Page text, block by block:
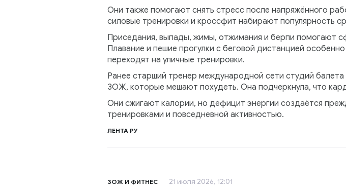
Они также помогают снять стресс после напряжённого
силовые тренировки и кроссфит набирают популярность
Приседания, выпады, жимы, отжимания и берпи помогают
Плавание и пешие прогулки с беговой дистанцией
переходят на уличные тренировки.
Ранее старший тренер международной сети студий балета
ЗОЖ, которые мешают похудеть. Она подчеркнула, что
Они сжигают калории, но дефицит энергии создаётся
тренировками и повседневной активностью.
ЛЕНТА РУ
ЗОЖ И ФИТНЕС 21 июля 2026, 12:01